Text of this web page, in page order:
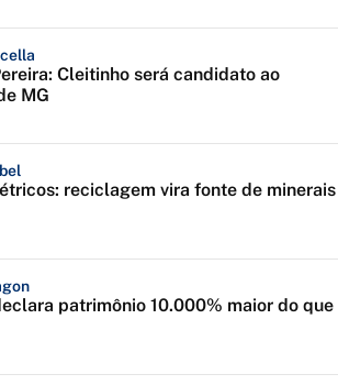
Cleitinho será candidato ao
MG
reciclagem vira fonte de minerais
patrimônio 10.000% maior do que